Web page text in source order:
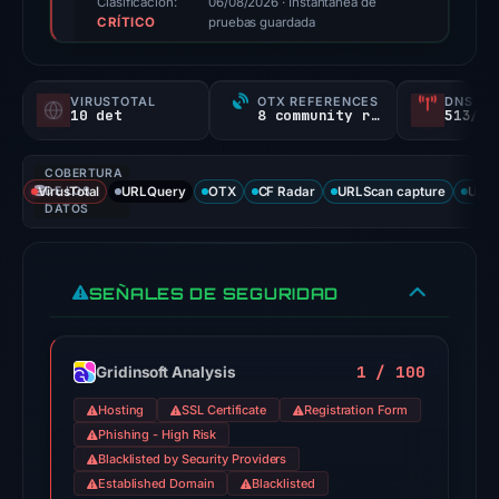
not
probability).
signals:
10
of
engines
flagged
domain
on
Jul
27,
2026
CRÍTICO
pruebas guardada
VIRUSTOTAL
10 det
OTX REFERENCES
8 community refs
DNS
513/
COBERTURA
DE LOS
DATOS
VirusTotal URLQuery OTX CF Radar URLScan capture
SEÑALES DE SEGURIDAD
Gridinsoft Analysis 1 / 100
Hosting SSL Certificate
Registration Form
Phishing - High Risk
Blacklisted by Security Providers
Established Domain
Blacklisted